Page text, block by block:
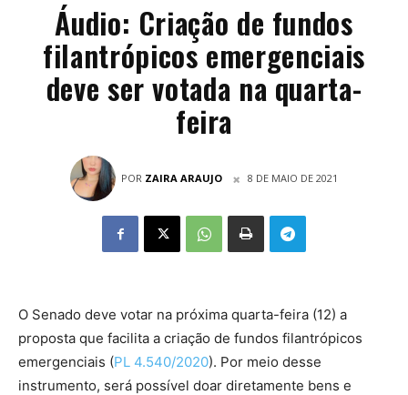
Áudio: Criação de fundos
filantrópicos emergenciais
deve ser votada na quarta-
feira
POR ZAIRA ARAUJO 8 DE MAIO DE 2021
O Senado deve votar na próxima quarta-feira (12) a
proposta que facilita a criação de fundos filantrópicos
emergenciais (PL 4.540/2020). Por meio desse
instrumento, será possível doar diretamente bens e